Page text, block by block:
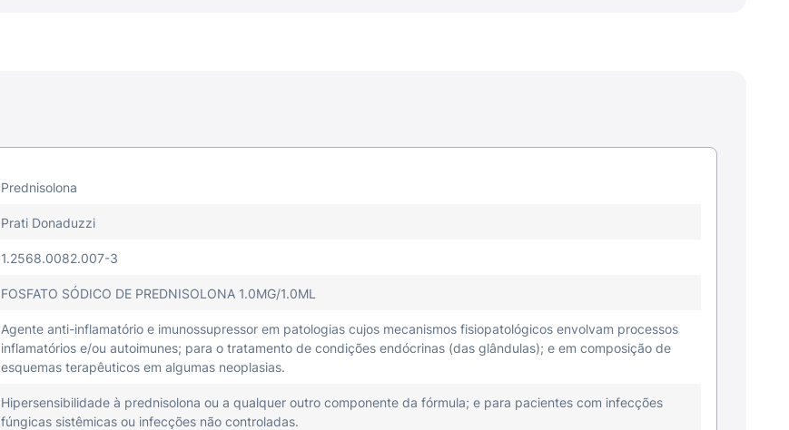
Prednisolona
Prati Donaduzzi
1.2568.0082.007-3
FOSFATO SÓDICO DE PREDNISOLONA 1.0MG/1.0ML
Agente anti-inflamatório e imunossupressor em patologias cujos mecanismos fisiopatológicos envolvam processos
inflamatórios e/ou autoimunes; para o tratamento de condições endócrinas (das glândulas); e em composição de
esquemas terapêuticos em algumas neoplasias.
Hipersensibilidade à prednisolona ou a qualquer outro componente da fórmula; e para pacientes com infecções
fúngicas sistêmicas ou infecções não controladas.